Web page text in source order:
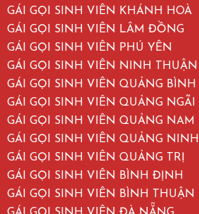
GÁI GỌI SINH VIÊN KHÁNH HOÀ
GÁI GỌI SINH VIÊN LÂM ĐỒNG
GÁI GỌI SINH VIÊN PHÚ YÊN
GÁI GỌI SINH VIÊN NINH THUẬN
GÁI GỌI SINH VIÊN QUẢNG BÌNH
GÁI GỌI SINH VIÊN QUẢNG NGÃI
GÁI GỌI SINH VIÊN QUẢNG NAM
GÁI GỌI SINH VIÊN QUẢNG NINH
GÁI GỌI SINH VIÊN QUẢNG TRỊ
GÁI GỌI SINH VIÊN BÌNH ĐỊNH
GÁI GỌI SINH VIÊN BÌNH THUẬN